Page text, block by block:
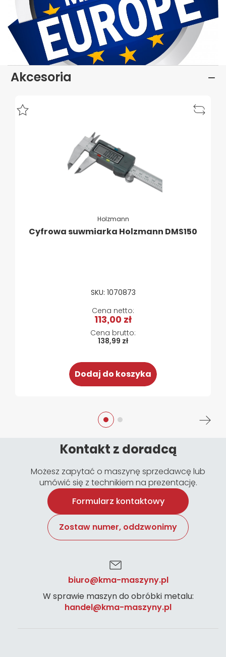
Akcesoria
Holzmann
Cyfrowa suwmiarka Holzmann DMS150
SKU: 1070873
138,99 zł
113,00 zł
Dodaj do koszyka
Kontakt z doradcą
Możesz zapytać o maszynę sprzedawcę lub
umówić się z technikiem na prezentację.
Formularz kontaktowy
Zostaw numer, oddzwonimy
biuro@kma-maszyny.pl
W sprawie maszyn do obróbki metalu:
handel@kma-maszyny.pl